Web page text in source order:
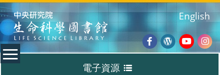
:::
Facebook
Wordpress
English
電子資源